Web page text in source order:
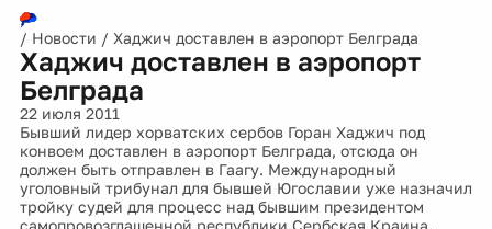
/ Новости / Хаджич доставлен в аэропорт Белграда
Хаджич доставлен в аэропорт
Белграда
22 июля 2011
Бывший лидер хорватских сербов Горан Хаджич под
конвоем доставлен в аэропорт Белграда, отсюда он
должен быть отправлен в Гаагу. Международный
уголовный трибунал для бывшей Югославии уже назначил
тройку судей для процесс над бывшим президентом